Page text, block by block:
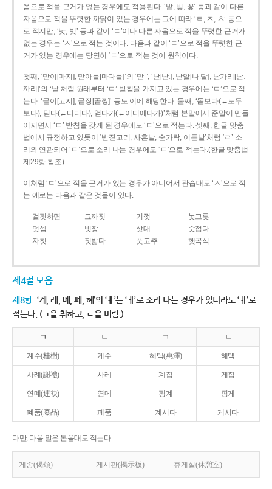
음으로 적을 근거가 없는 경우에도 적용된다. ‘밭, 빚, 꽃’ 등과 같이 다른
자음으로 적을 뚜렷한 까닭이 있는 경우에는 그에 따라 ‘ㅌ, ㅈ, ㅊ’ 등으
로 적지만, ‘낫, 빗’ 등과 같이 ‘ㄷ’이나 다른 자음으로 적을 뚜렷한 근거가
없는 경우는 ‘ㅅ’으로 적는 것이다. 다음과 같이 ‘ㄷ’으로 적을 뚜렷한 근
거가 있는 경우에는 당연히 ‘ㄷ’으로 적는 것이 원칙이다.
첫째, ‘맏이[마지], 맏아들[마다들]’의 ‘맏-’, ‘낟[낟ː], 낟알[나ː달], 낟가리[낟ː
까리]’의 ‘낟’처럼 원래부터 ‘ㄷ’ 받침을 가지고 있는 경우에는 ‘ㄷ’으로 적
는다. ‘곧이[고지], 곧장[곧짱]’ 등도 이에 해당한다. 둘째, ‘돋보다(←도두
보다), 딛다(←디디다), 얻다가(←어디에다가)’처럼 본말에서 준말이 만들
어지면서 ‘ㄷ’ 받침을 갖게 된 경우에도 ‘ㄷ’으로 적는다. 셋째, 한글 맞춤
법에서 규정하고 있듯이 ‘반짇고리, 사흗날, 숟가락, 이튿날’처럼 ‘ㄹ’ 소
리와 연관되어 ‘ㄷ’으로 소리 나는 경우에도 ‘ㄷ’으로 적는다.(한글 맞춤법
제29항 참조)
이처럼 ‘ㄷ’으로 적을 근거가 있는 경우가 아니어서 관습대로 ‘ㅅ’으로 적
는 예로는 다음과 같은 것들이 있다.
걸핏하면 그까짓 기껏
놋그릇
덧셈
빗장 삿대
숫접다
자칫
짓밟다 풋고추 햇곡식
제4절 모음
제8항 ‘계, 례, 몌, 폐, 혜’의 ‘ㅖ’는 ‘ㅔ’로 소리 나는 경우가 있더라도 ‘ㅖ’로
적는다. (ㄱ을 취하고, ㄴ을 버림.)
ㄱ ㄴ ㄱ ㄴ
계수(桂樹) 게수 혜택(惠澤) 헤택
사례(謝禮) 사레 계집 게집
연몌(連袂) 연메 핑계 핑게
폐품(廢品) 페품 계시다 게시다
다만, 다음 말은 본음대로 적는다.
게송(偈頌) 게시판(揭示板) 휴게실(休憩室)